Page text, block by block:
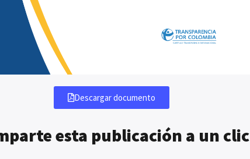
Descargar documento
esta publicación a un clic